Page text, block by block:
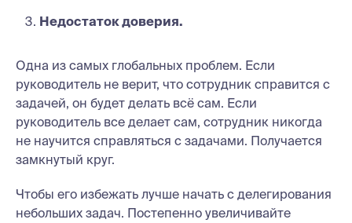
Недостаток доверия.
Одна из самых глобальных проблем. Если
руководитель не верит, что сотрудник справится с
задачей, он будет делать всё сам. Если
руководитель все делает сам, сотрудник никогда
не научится справляться с задачами. Получается
замкнутый круг.
Чтобы его избежать лучше начать с делегирования
небольших задач. Постепенно увеличивайте